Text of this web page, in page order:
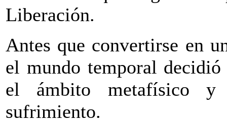
Liberación.
Antes que convertirse en
el mundo temporal
el ámbito metafísico y
sufrimiento.